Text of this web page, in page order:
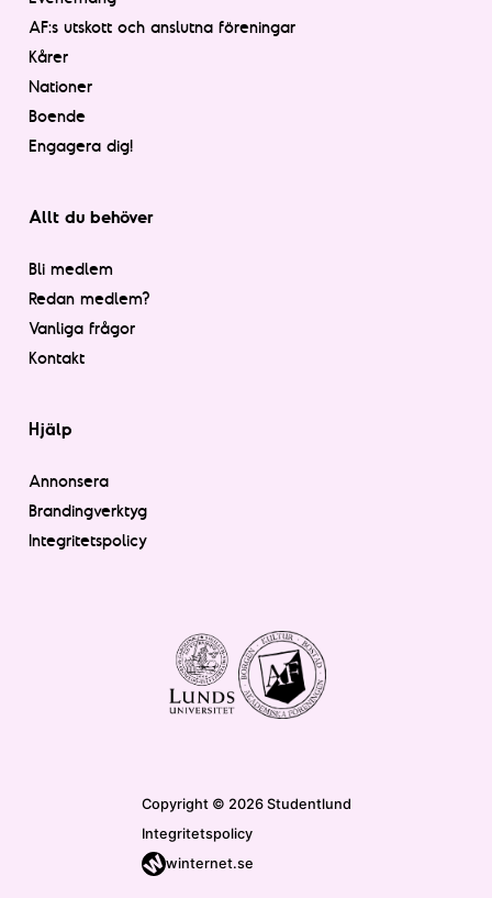
AF:s utskott och anslutna föreningar
Kårer
Nationer
Boende
Engagera dig!
Allt du behöver
Bli medlem
Redan medlem?
Vanliga frågor
Kontakt
Hjälp
Annonsera
Brandingverktyg
Integritetspolicy
Copyright © 2026 Studentlund
Integritetspolicy
winternet.se